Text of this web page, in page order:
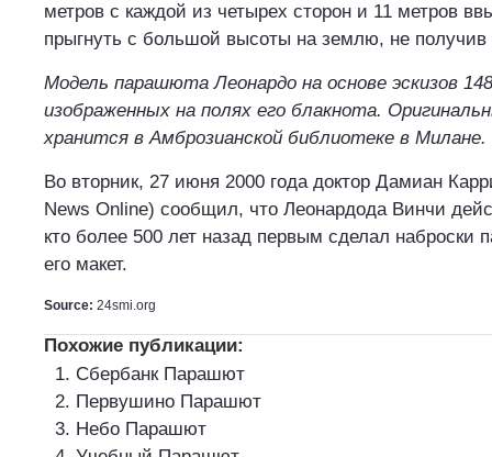
метров с каждой из четырех сторон и 11 метров
прыгнуть с большой высоты на землю, не
Модель парашюта Леонардо на основе эскизов
изображенных на полях его блакнота.
хранится в Амброзианской библиотеке в Милане.
Во вторник, 27 июня 2000 года доктор Дамиан
News Online) сообщил, что Леонардода Винчи
кто более 500 лет назад первым сделал наброски
его макет.
Source: 24smi.org
Похожие публикации:
Сбербанк Парашют
Первушино Парашют
Небо Парашют